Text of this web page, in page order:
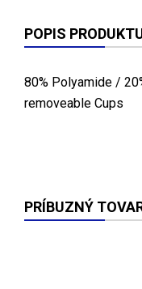
POPIS
80% Polyamide /
removeable Cups
PRÍBUZNÝ